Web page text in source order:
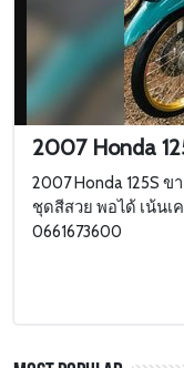
2007 Honda
2007 Honda 125S
ชุดสีสวย พอได้ เน้นเ
0661673600